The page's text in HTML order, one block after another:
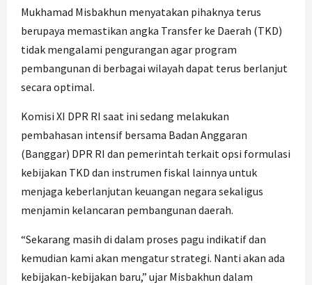
Mukhamad Misbakhun menyatakan pihaknya terus
berupaya memastikan angka Transfer ke Daerah (TKD)
tidak mengalami pengurangan agar program
pembangunan di berbagai wilayah dapat terus berlanjut
secara optimal.
Komisi XI DPR RI saat ini sedang melakukan
pembahasan intensif bersama Badan Anggaran
(Banggar) DPR RI dan pemerintah terkait opsi formulasi
kebijakan TKD dan instrumen fiskal lainnya untuk
menjaga keberlanjutan keuangan negara sekaligus
menjamin kelancaran pembangunan daerah.
“Sekarang masih di dalam proses pagu indikatif dan
kemudian kami akan mengatur strategi. Nanti akan ada
kebijakan-kebijakan baru,” ujar Misbakhun dalam